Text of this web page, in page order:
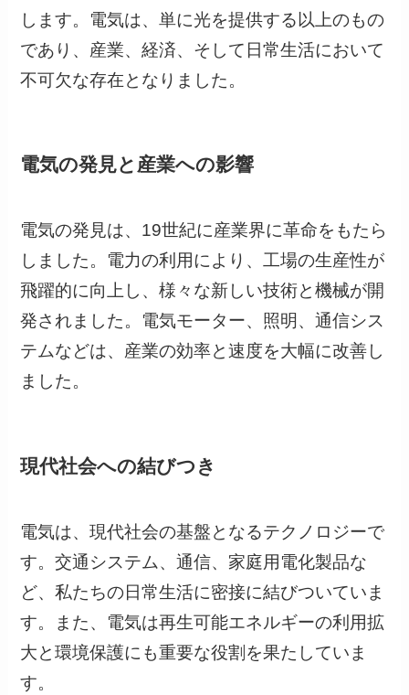
します。電気は、単に光を提供する以上のもの
であり、産業、経済、そして日常生活において
不可欠な存在となりました。
電気の発見と産業への影響
電気の発見は、19世紀に産業界に革命をもたら
しました。電力の利用により、工場の生産性が
飛躍的に向上し、様々な新しい技術と機械が開
発されました。電気モーター、照明、通信シス
テムなどは、産業の効率と速度を大幅に改善し
ました。
現代社会への結びつき
電気は、現代社会の基盤となるテクノロジーで
す。交通システム、通信、家庭用電化製品な
ど、私たちの日常生活に密接に結びついていま
す。また、電気は再生可能エネルギーの利用拡
大と環境保護にも重要な役割を果たしていま
す。